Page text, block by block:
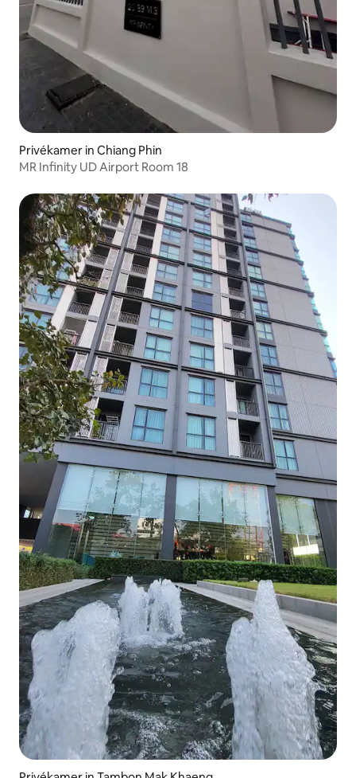
Privékamer in Chiang Phin
MR Infinity UD Airport Room 18